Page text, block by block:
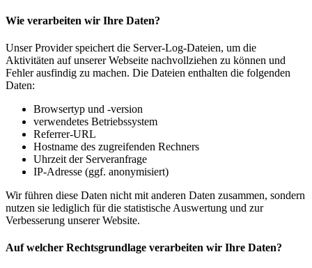
Wie verarbeiten wir Ihre Daten?
Unser Provider speichert die Server-Log-Dateien, um die
Aktivitäten auf unserer Webseite nachvollziehen zu können und
Fehler ausfindig zu machen. Die Dateien enthalten die folgenden
Daten:
Browsertyp und -version
verwendetes Betriebssystem
Referrer-URL
Hostname des zugreifenden Rechners
Uhrzeit der Serveranfrage
IP-Adresse (ggf. anonymisiert)
Wir führen diese Daten nicht mit anderen Daten zusammen, sondern
nutzen sie lediglich für die statistische Auswertung und zur
Verbesserung unserer Website.
Auf welcher Rechtsgrundlage verarbeiten wir Ihre Daten?